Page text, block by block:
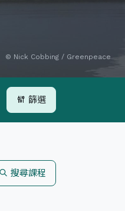
© Nick Cobbing / Greenpeace
篩選
搜尋課程